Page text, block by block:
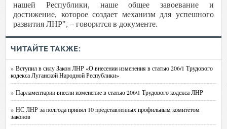
нашей Республики, наше общее завоевание и
достижение, которое создает механизм для успешного
развития ЛНР", – говорится в документе.
ЧИТАЙТЕ ТАКЖЕ:
» Вступил в силу Закон ЛНР «О внесении изменения в статью 206/1 Трудового
кодекса Луганской Народной Республики»
» Парламентарии внесли изменение в статью 206\1 Трудового кодекса ЛНР
» НС ЛНР за полгода принял 10 представленных профильным комитетом
законов